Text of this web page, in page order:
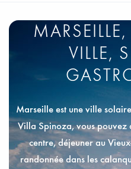
VILLE,
Marseille est une ville
Villa Spinoza, vous pouvez
centre, déjeuner au
randonnée dans les